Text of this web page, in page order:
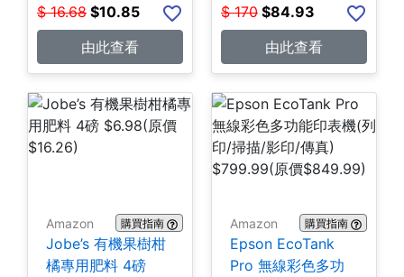
$ 16.68 $10.85
由此查看
$ 170 $84.93
由此查看
Amazon 購買指南
Jobe’s 有機果樹柑
橘專用肥料 4磅
Amazon 購買指南
Epson EcoTank
Pro 無線彩色多功